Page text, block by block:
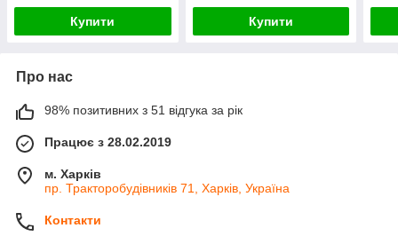
Купити Купити
Про нас
98% позитивних з 51 відгука за рік
Працює з 28.02.2019
м. Харків
пр. Тракторобудівників 71, Харків, Україна
Контакти